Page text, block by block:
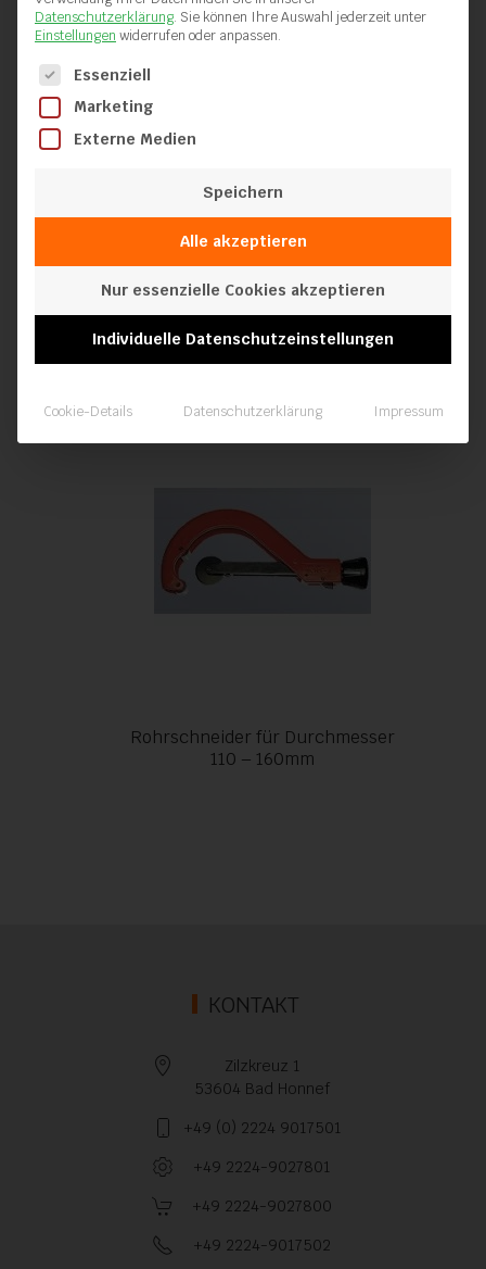
T-Grip Schweißnahtentferner
Rohrschneider für Durchmesser
110 – 160mm
KONTAKT
Zilzkreuz 1
53604 Bad Honnef
+49 (0) 2224 9017501
+49 2224-9027801
+49 2224-9027800
+49 2224-9017502
Datenschutzerklärung. Sie können Ihre Auswahl jederzeit unter
Einstellungen widerrufen oder anpassen.
Es folgt eine Liste der Service-Gruppen, für die eine
Essenziell
Marketing
Externe Medien
Speichern
Alle akzeptieren
Nur essenzielle Cookies akzeptieren
Individuelle Datenschutzeinstellungen
Cookie-Details Datenschutzerklärung Impressum